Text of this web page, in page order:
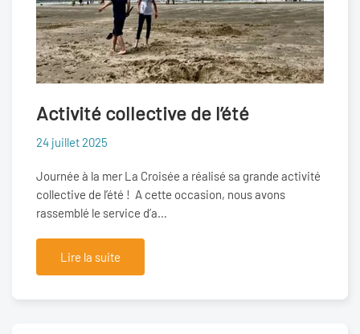
Activité collective de l’été
24 juillet 2025
Journée à la mer La Croisée a réalisé sa grande activité
collective de l’été ! A cette occasion, nous avons
rassemblé le service d’a…
Lire la suite